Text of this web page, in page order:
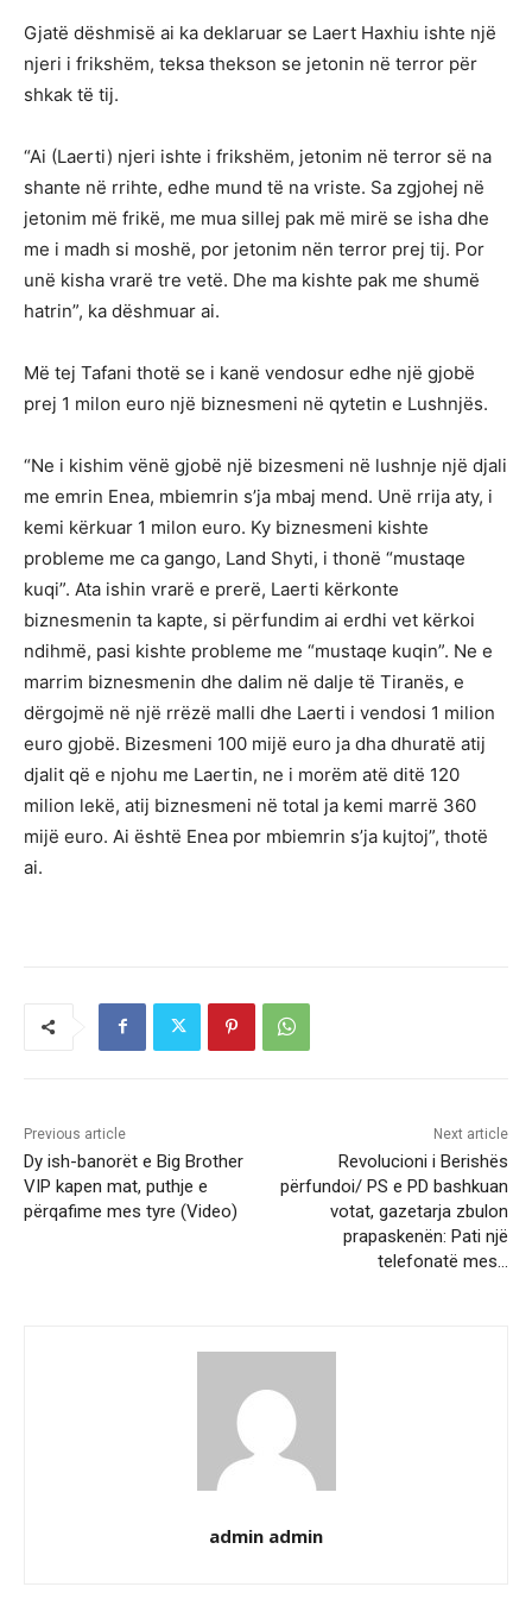
Gjatë dëshmisë ai ka deklaruar se Laert Haxhiu ishte një
njeri i frikshëm, teksa thekson se jetonin në terror për
shkak të tij.
“Ai (Laerti) njeri ishte i frikshëm, jetonim në terror së na
shante në rrihte, edhe mund të na vriste. Sa zgjohej në
jetonim më frikë, me mua sillej pak më mirë se isha dhe
me i madh si moshë, por jetonim nën terror prej tij. Por
unë kisha vrarë tre vetë. Dhe ma kishte pak me shumë
hatrin”, ka dëshmuar ai.
Më tej Tafani thotë se i kanë vendosur edhe një gjobë
prej 1 milon euro një biznesmeni në qytetin e Lushnjës.
“Ne i kishim vënë gjobë një bizesmeni në lushnje një djali
me emrin Enea, mbiemrin s’ja mbaj mend. Unë rrija aty, i
kemi kërkuar 1 milon euro. Ky biznesmeni kishte
probleme me ca gango, Land Shyti, i thonë “mustaqe
kuqi”. Ata ishin vrarë e prerë, Laerti kërkonte
biznesmenin ta kapte, si përfundim ai erdhi vet kërkoi
ndihmë, pasi kishte probleme me “mustaqe kuqin”. Ne e
marrim biznesmenin dhe dalim në dalje të Tiranës, e
dërgojmë në një rrëzë malli dhe Laerti i vendosi 1 milion
euro gjobë. Bizesmeni 100 mijë euro ja dha dhuratë atij
djalit që e njohu me Laertin, ne i morëm atë ditë 120
milion lekë, atij biznesmeni në total ja kemi marrë 360
mijë euro. Ai është Enea por mbiemrin s’ja kujtoj”, thotë
ai.
Previous article
Dy ish-banorët e Big Brother
VIP kapen mat, puthje e
përqafime mes tyre (Video)
Next article
Revolucioni i Berishës
përfundoi/ PS e PD bashkuan
votat, gazetarja zbulon
prapaskenën: Pati një
telefonatë mes…
admin admin